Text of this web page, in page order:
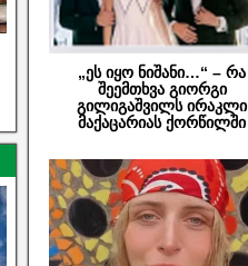
„ეს იყო ნიშანი…“ – რა
შეემთხვა გიორგი
გილიგაშვილს ირაკლი
მაქაცარიას ქორწილში